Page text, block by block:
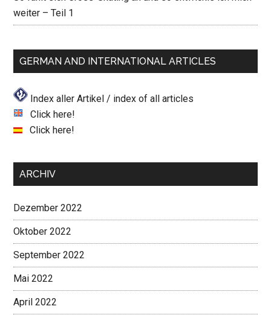
weiter – Teil 1
GERMAN AND INTERNATIONAL ARTICLES
Index aller Artikel / index of all articles
Click here!
Click here!
ARCHIV
Dezember 2022
Oktober 2022
September 2022
Mai 2022
April 2022